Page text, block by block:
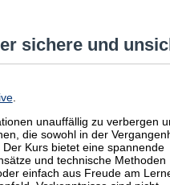
sichere und
.
unauffällig zu verbergen
die sowohl in der
Kurs bietet eine spannende
und technische Methoden
einfach aus Freude am